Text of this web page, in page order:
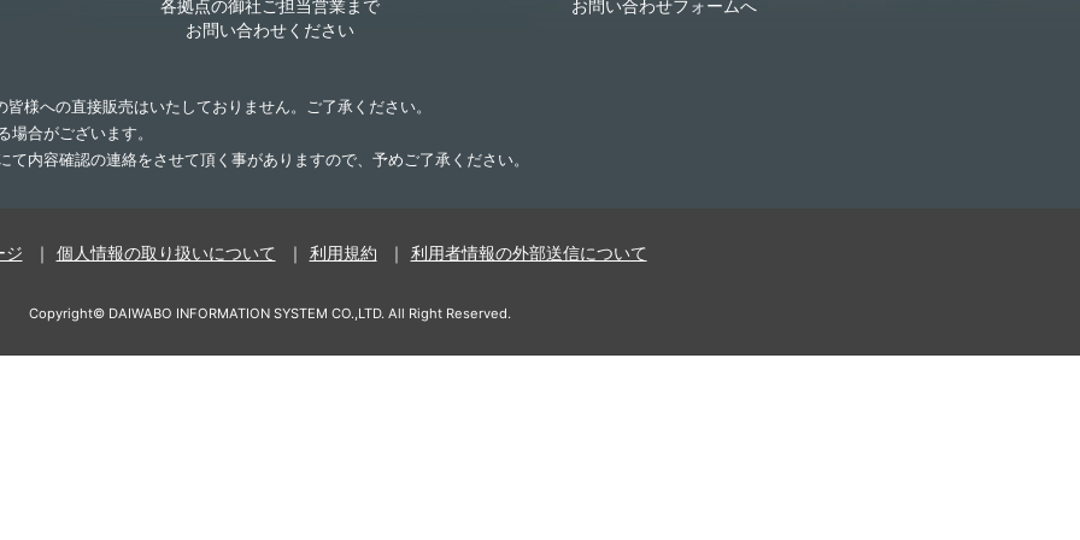
各拠点の御社ご担当営業まで
お問い合わせください
お問い合わせフォームへ
様への直接販売はいたしておりません。ご了承ください。
合がございます。
内容確認の連絡をさせて頂く事がありますので、予めご了承ください。
ジ 個人情報の取り扱いについて 利用規約 利用者情報の外部送信について
Copyright© DAIWABO INFORMATION SYSTEM CO.,LTD. All Right Reserved.